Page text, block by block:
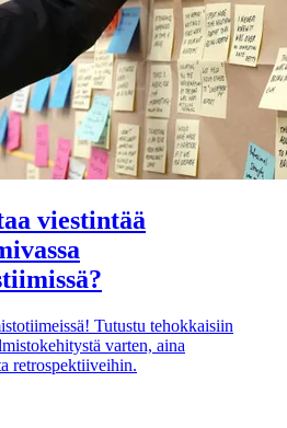
viestintää
Tutustu tehokkaisiin
varten, aina
retrospektiiveihin.